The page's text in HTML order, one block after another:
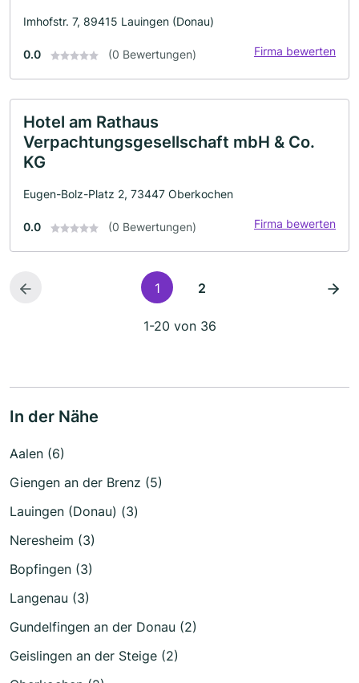
Imhofstr. 7, 89415 Lauingen (Donau)
0.0 (0 Bewertungen) Firma bewerten
Hotel am Rathaus
Verpachtungsgesellschaft mbH & Co.
KG
Eugen-Bolz-Platz 2, 73447 Oberkochen
0.0 (0 Bewertungen) Firma bewerten
1 2
1-20 von 36
In der Nähe
Aalen (6)
Giengen an der Brenz (5)
Lauingen (Donau) (3)
Neresheim (3)
Bopfingen (3)
Langenau (3)
Gundelfingen an der Donau (2)
Geislingen an der Steige (2)